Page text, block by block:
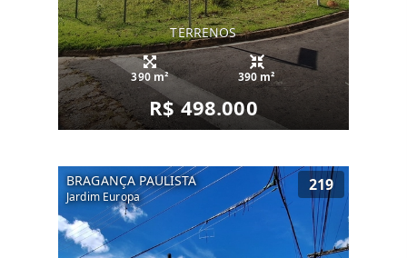
TERRENOS
390 m² 390 m²
R$ 498.000
BRAGANÇA PAULISTA
Jardim Europa
219